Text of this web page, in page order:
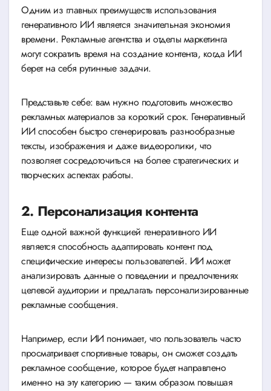
Одним из главных преимуществ использования
генеративного ИИ является значительная экономия
времени. Рекламные агентства и отделы маркетинга
могут сократить время на создание контента, когда ИИ
берет на себя рутинные задачи.
Представьте себе: вам нужно подготовить множество
рекламных материалов за короткий срок. Генеративный
ИИ способен быстро сгенерировать разнообразные
тексты, изображения и даже видеоролики, что
позволяет сосредоточиться на более стратегических и
творческих аспектах работы.
2. Персонализация контента
Еще одной важной функцией генеративного ИИ
является способность адаптировать контент под
специфические интересы пользователей. ИИ может
анализировать данные о поведении и предпочтениях
целевой аудитории и предлагать персонализированные
рекламные сообщения.
Например, если ИИ понимает, что пользователь часто
просматривает спортивные товары, он сможет создать
рекламное сообщение, которое будет направлено
именно на эту категорию — таким образом повышая